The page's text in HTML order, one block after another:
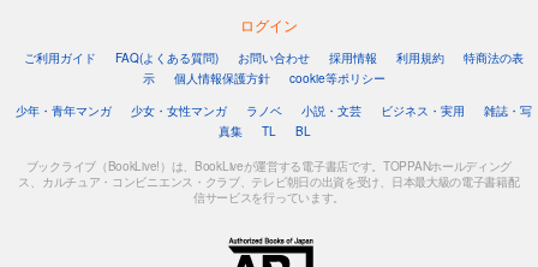
ログイン
ご利用ガイド FAQ(よくある質問) お問い合わせ 採用情報 利用規約
特商法の表
示
個人情報保護方針
cookie等ポリシー
少年・青年マンガ
少女・女性マンガ ラノベ 小説・文芸 ビジネス・実用
雑誌・写
真集
TL BL
ブックライブ（BookLive!）は、BookLiveが運営する電子書店です。TOPPANホールディング
ス、カルチュア・コンビニエンス・クラブ、テレビ朝日の出資を受け、日本最大級の電子書籍配
信サービスを行っています。